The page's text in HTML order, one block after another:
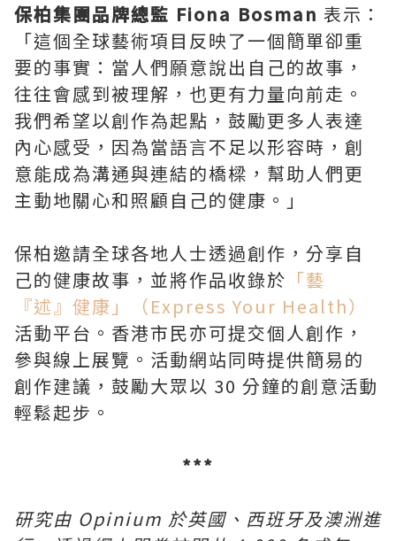
保柏集團品牌總監 Fiona Bosman 表示：
「這個全球藝術項目反映了一個簡單卻重
要的事實：當人們願意說出自己的故事，
往往會感到被理解，也更有力量向前走。
我們希望以創作為起點，鼓勵更多人表達
內心感受，因為當語言不足以形容時，創
意能成為溝通與連結的橋樑，幫助人們更
主動地關心和照顧自己的健康。」
保柏邀請全球各地人士透過創作，分享自
己的健康故事，並將作品收錄於 「藝
『述』健康」（Express Your Health）
活動平台。香港市民亦可提交個人創作，
參與線上展覽。活動網站同時提供簡易的
創作建議，鼓勵大眾以 30 分鐘的創意活動
輕鬆起步。
***
研究由 Opinium 於英國、西班牙及澳洲進